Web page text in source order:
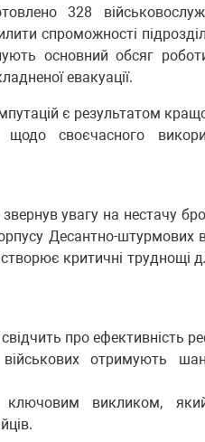
328
спроможності
основний обсяг
евакуації.
є результатом
щодо своєчасного
увагу на нестачу
Десантно-штурмових
критичні труднощі
про ефективність
отримують
викликом,